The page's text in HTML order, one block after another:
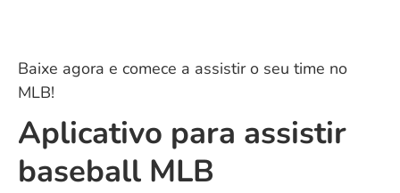
Baixe agora e comece a assistir o seu time no
MLB!
Aplicativo para assistir
baseball MLB